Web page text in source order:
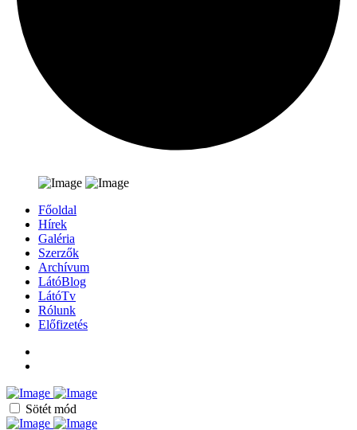
Főoldal
Hírek
Galéria
Szerzők
Archívum
LátóBlog
LátóTv
Rólunk
Előfizetés
Sötét mód